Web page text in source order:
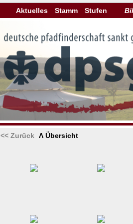
Aktuelles Stamm Stufen
<< Zurück Λ Übersicht